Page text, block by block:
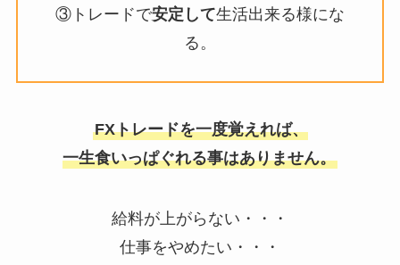
③トレードで安定して生活出来る様にな
る。
FXトレードを一度覚えれば、
一生食いっぱぐれる事はありません。
給料が上がらない・・・
仕事をやめたい・・・